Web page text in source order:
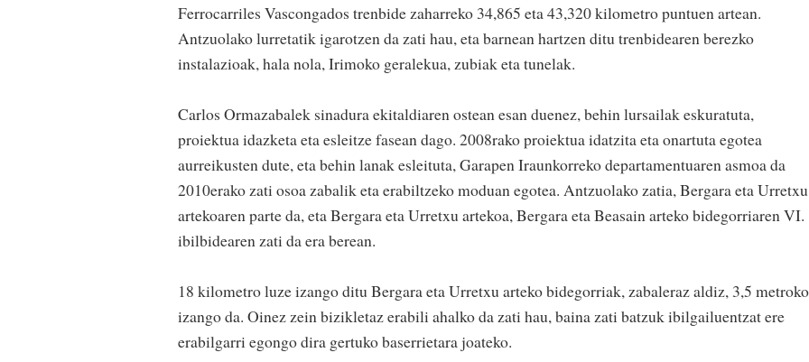
Ferrocarriles Vascongados trenbide zaharreko 34,865 eta 43,320 kilometro puntuen artean.
Antzuolako lurretatik igarotzen da zati hau, eta barnean hartzen ditu trenbidearen berezko
instalazioak, hala nola, Irimoko geralekua, zubiak eta tunelak.
Carlos Ormazabalek sinadura ekitaldiaren ostean esan duenez, behin lursailak eskuratuta,
proiektua idazketa eta esleitze fasean dago. 2008rako proiektua idatzita eta onartuta egotea
aurreikusten dute, eta behin lanak esleituta, Garapen Iraunkorreko departamentuaren asmoa da
2010erako zati osoa zabalik eta erabiltzeko moduan egotea. Antzuolako zatia, Bergara eta Urretxu
artekoaren parte da, eta Bergara eta Urretxu artekoa, Bergara eta Beasain arteko bidegorriaren VI.
ibilbidearen zati da era berean.
18 kilometro luze izango ditu Bergara eta Urretxu arteko bidegorriak, zabaleraz aldiz, 3,5
izango da. Oinez zein bizikletaz erabili ahalko da zati hau, baina zati batzuk ibilgailuentzat ere
erabilgarri egongo dira gertuko baserrietara joateko.